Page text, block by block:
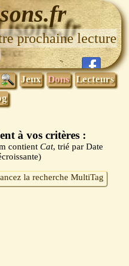
prochaine lecture
Jeux Dons Lecteurs
à vos critères :
contient Cat, trié par Date
la recherche MultiTag